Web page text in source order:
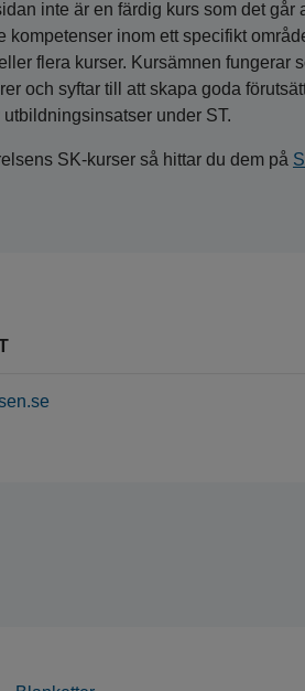
inte är en färdig kurs som det går
kompetenser inom ett specifikt
flera kurser. Kursämnen fungerar
och syftar till att skapa goda
under ST.
SK-kurser så hittar du dem på